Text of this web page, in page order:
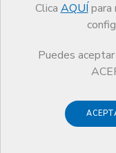
Clica AQUÍ para
Puedes
Esta agenda es un
para médicos. En el